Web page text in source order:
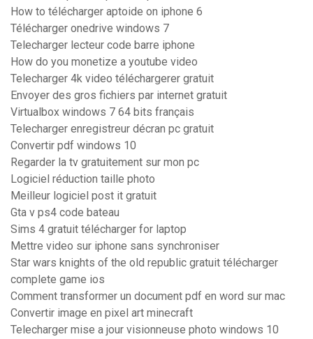
How to télécharger aptoide on iphone 6
Télécharger onedrive windows 7
Telecharger lecteur code barre iphone
How do you monetize a youtube video
Telecharger 4k video téléchargerer gratuit
Envoyer des gros fichiers par internet gratuit
Virtualbox windows 7 64 bits français
Telecharger enregistreur décran pc gratuit
Convertir pdf windows 10
Regarder la tv gratuitement sur mon pc
Logiciel réduction taille photo
Meilleur logiciel post it gratuit
Gta v ps4 code bateau
Sims 4 gratuit télécharger for laptop
Mettre video sur iphone sans synchroniser
Star wars knights of the old republic gratuit télécharger
complete game ios
Comment transformer un document pdf en word sur mac
Convertir image en pixel art minecraft
Telecharger mise a jour visionneuse photo windows 10